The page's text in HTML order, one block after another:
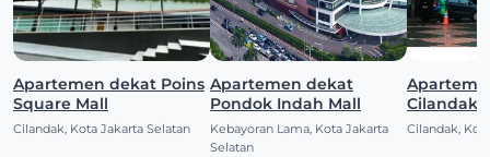
Apartemen dekat Poins
Square Mall
Cilandak, Kota Jakarta Selatan
Apartemen dekat
Pondok Indah Mall
Kebayoran Lama, Kota Jakarta
Selatan
Cilandak
Cilandak,